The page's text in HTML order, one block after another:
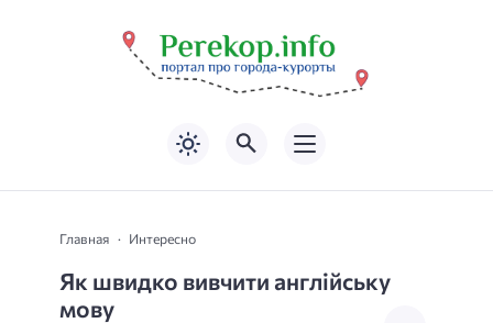
Главная Интересно
Як швидко вивчити англійську
мову